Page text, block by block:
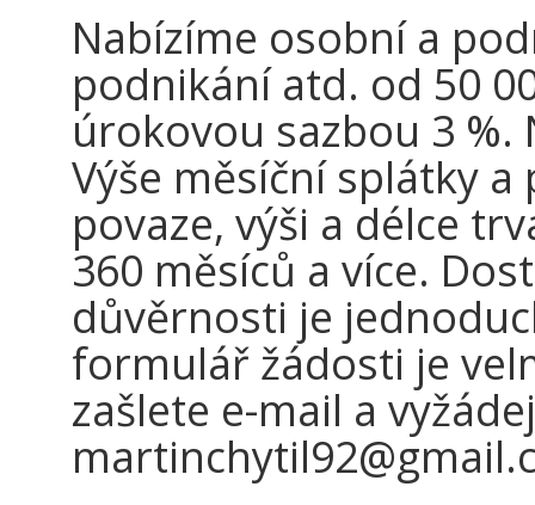
Nabízíme osobní a
podnikání atd. od 50
úrokovou sazbou 3
Výše měsíční splátky
povaze, výši a délce
360 měsíců a více.
důvěrnosti je
formulář žádosti je
zašlete e-mail a